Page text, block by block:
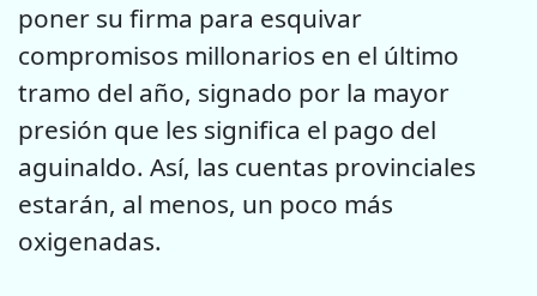
poner su firma para esquivar
compromisos millonarios en el último
tramo del año, signado por la mayor
presión que les significa el pago del
aguinaldo. Así, las cuentas provinciales
estarán, al menos, un poco más
oxigenadas.